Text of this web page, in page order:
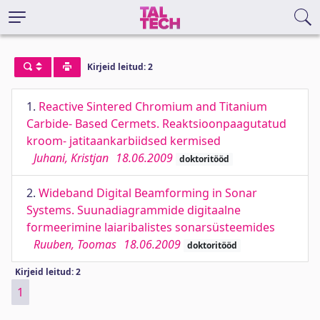
Kirjeid leitud: 2
1. Reactive Sintered Chromium and Titanium
Carbide- Based Cermets. Reaktsioonpaagutatud
kroom- jatitaankarbiidsed kermised
Juhani, Kristjan 18.06.2009 doktoritööd
2. Wideband Digital Beamforming in Sonar
Systems. Suunadiagrammide digitaalne
formeerimine laiaribalistes sonarsüsteemides
Ruuben, Toomas 18.06.2009 doktoritööd
Kirjeid leitud: 2
1